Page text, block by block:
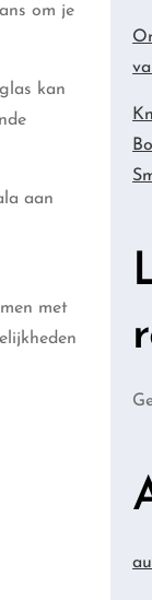
om je
kan
aan
met